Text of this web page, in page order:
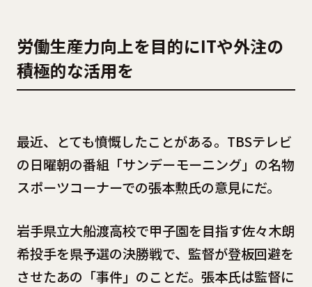
労働生産力向上を目的にITや外注の
積極的な活用を
最近、とても憤慨したことがある。TBSテレビ
の日曜朝の番組「サンデーモーニング」の名物
スポーツコーナーでの張本勲氏の意見にだ。
岩手県立大船渡高校で甲子園を目指す佐々木朗
希投手を県予選の決勝戦で、監督が登板回避を
させたあの「事件」のことだ。張本氏は監督に